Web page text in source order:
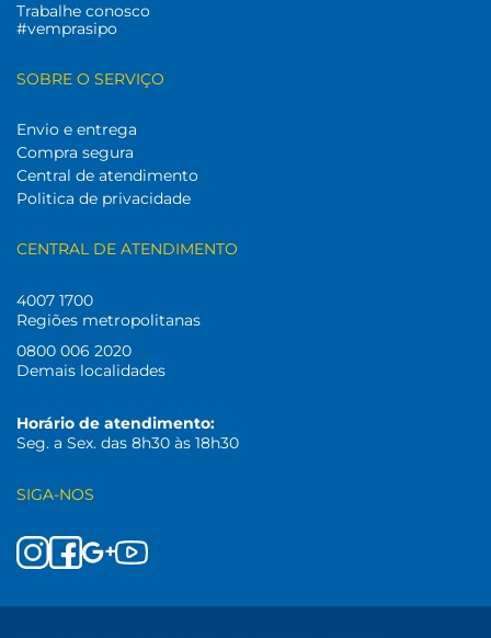
Trabalhe conosco
#vemprasipo
SOBRE O SERVIÇO
Envio e entrega
Compra segura
Central de atendimento
Politica de privacidade
CENTRAL DE ATENDIMENTO
4007 1700
Regiões metropolitanas
0800 006 2020
Demais localidades
Horário de atendimento:
Seg. a Sex. das 8h30 às 18h30
SIGA-NOS